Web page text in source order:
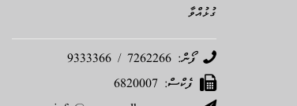
ގުޅުއްވާ
ފޯން: 7262266 / 9333366
ފެކްސް: 6820007